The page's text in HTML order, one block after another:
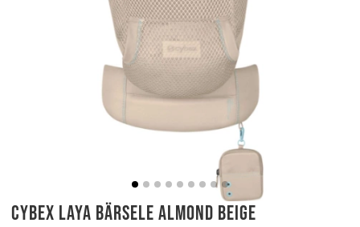
Cybex Laya Bärsele Almond Beige